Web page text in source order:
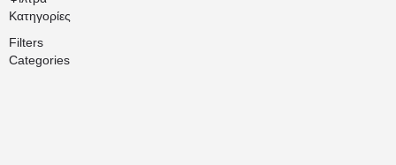
Κατηγορίες
Filters
Categories